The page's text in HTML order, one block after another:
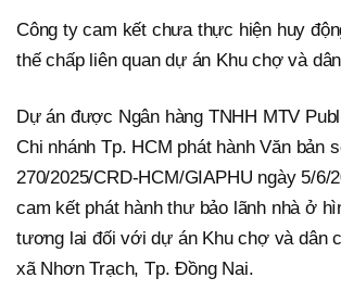
Công ty cam kết chưa thực hiện huy
thế chấp liên quan dự án Khu chợ và
Dự án được Ngân hàng TNHH MTV
Chi nhánh Tp. HCM phát hành Văn bản
270/2025/CRD-HCM/GIAPHU ngày 5/6/
cam kết phát hành thư bảo lãnh nhà ở
tương lai đối với dự án Khu chợ và dân
xã Nhơn Trạch, Tp. Đồng Nai.